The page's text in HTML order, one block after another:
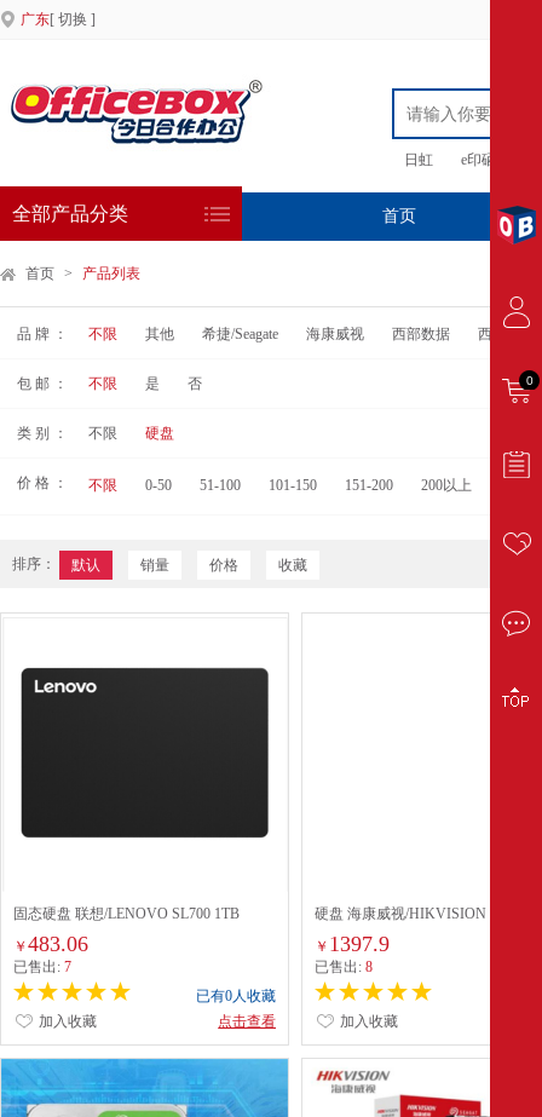
广东[ 切换 ]
日虹 e印硒鼓
全部产品分类 首页 专
首页 > 产品列表
品 牌 ： 不限 其他 希捷/Seagate 海康威视 西部数据 西部数据
包 邮 ： 不限 是 否
类 别 ： 不限 硬盘
价 格 ： 不限 0-50 51-100 101-150 151-200 200以上
排序： 默认 销量 价格 收藏
固态硬盘 联想/LENOVO SL700 1TB
￥ 483.06
已售出: 7
已有0人收藏
点击查看
加入收藏
硬盘 海康威视/HIKVISION
64 机械硬盘 监控 3.5英寸
￥ 1397.9
已售出:8
加入收藏
0